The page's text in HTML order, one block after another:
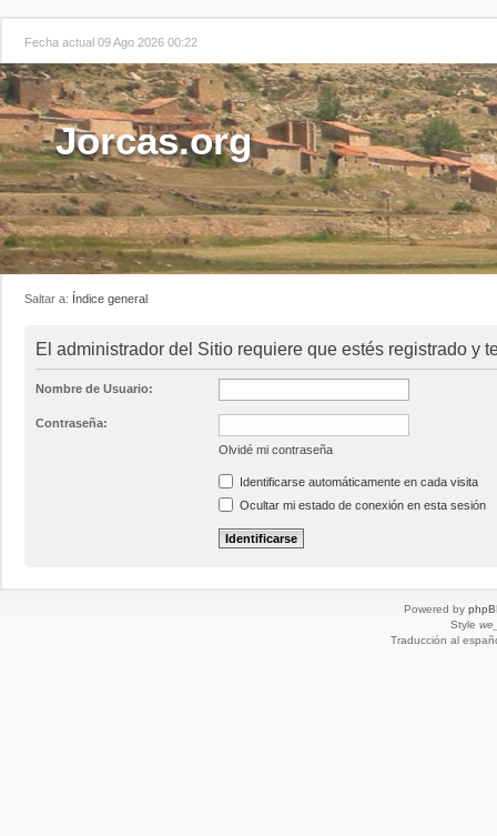
Fecha actual 09 Ago 2026 00:22
Jorcas.org
Saltar a: Índice general
El administrador del Sitio requiere que estés registrado y
Nombre de Usuario:
Contraseña:
Olvidé mi contraseña
Identificarse automáticamente en cada visita
Ocultar mi estado de conexión en esta sesión
Powered by
Style
Traducción al